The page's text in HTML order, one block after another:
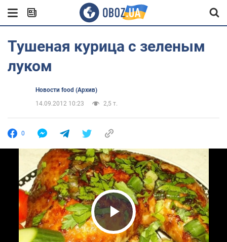
Тушеная курица с зеленым
луком
Новости food (Архив)
14.09.2012 10:23
2,5 т.
0
Play Video